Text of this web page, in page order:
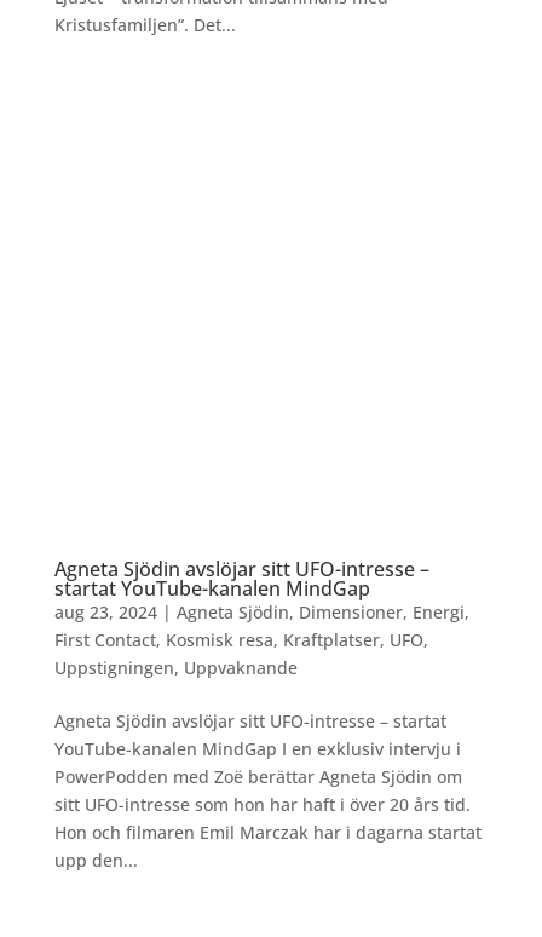
Kristusfamiljen”. Det...
Agneta Sjödin avslöjar sitt UFO-intresse –
startat YouTube-kanalen MindGap
aug 23, 2024| Agneta Sjödin, Dimensioner, Energi,
First Contact, Kosmisk resa, Kraftplatser, UFO,
Uppstigningen, Uppvaknande
Agneta Sjödin avslöjar sitt UFO-intresse – startat
YouTube-kanalen MindGap I en exklusiv intervju i
PowerPodden med Zoë berättar Agneta Sjödin om
sitt UFO-intresse som hon har haft i över 20 års tid.
Hon och filmaren Emil Marczak har i dagarna startat
upp den...